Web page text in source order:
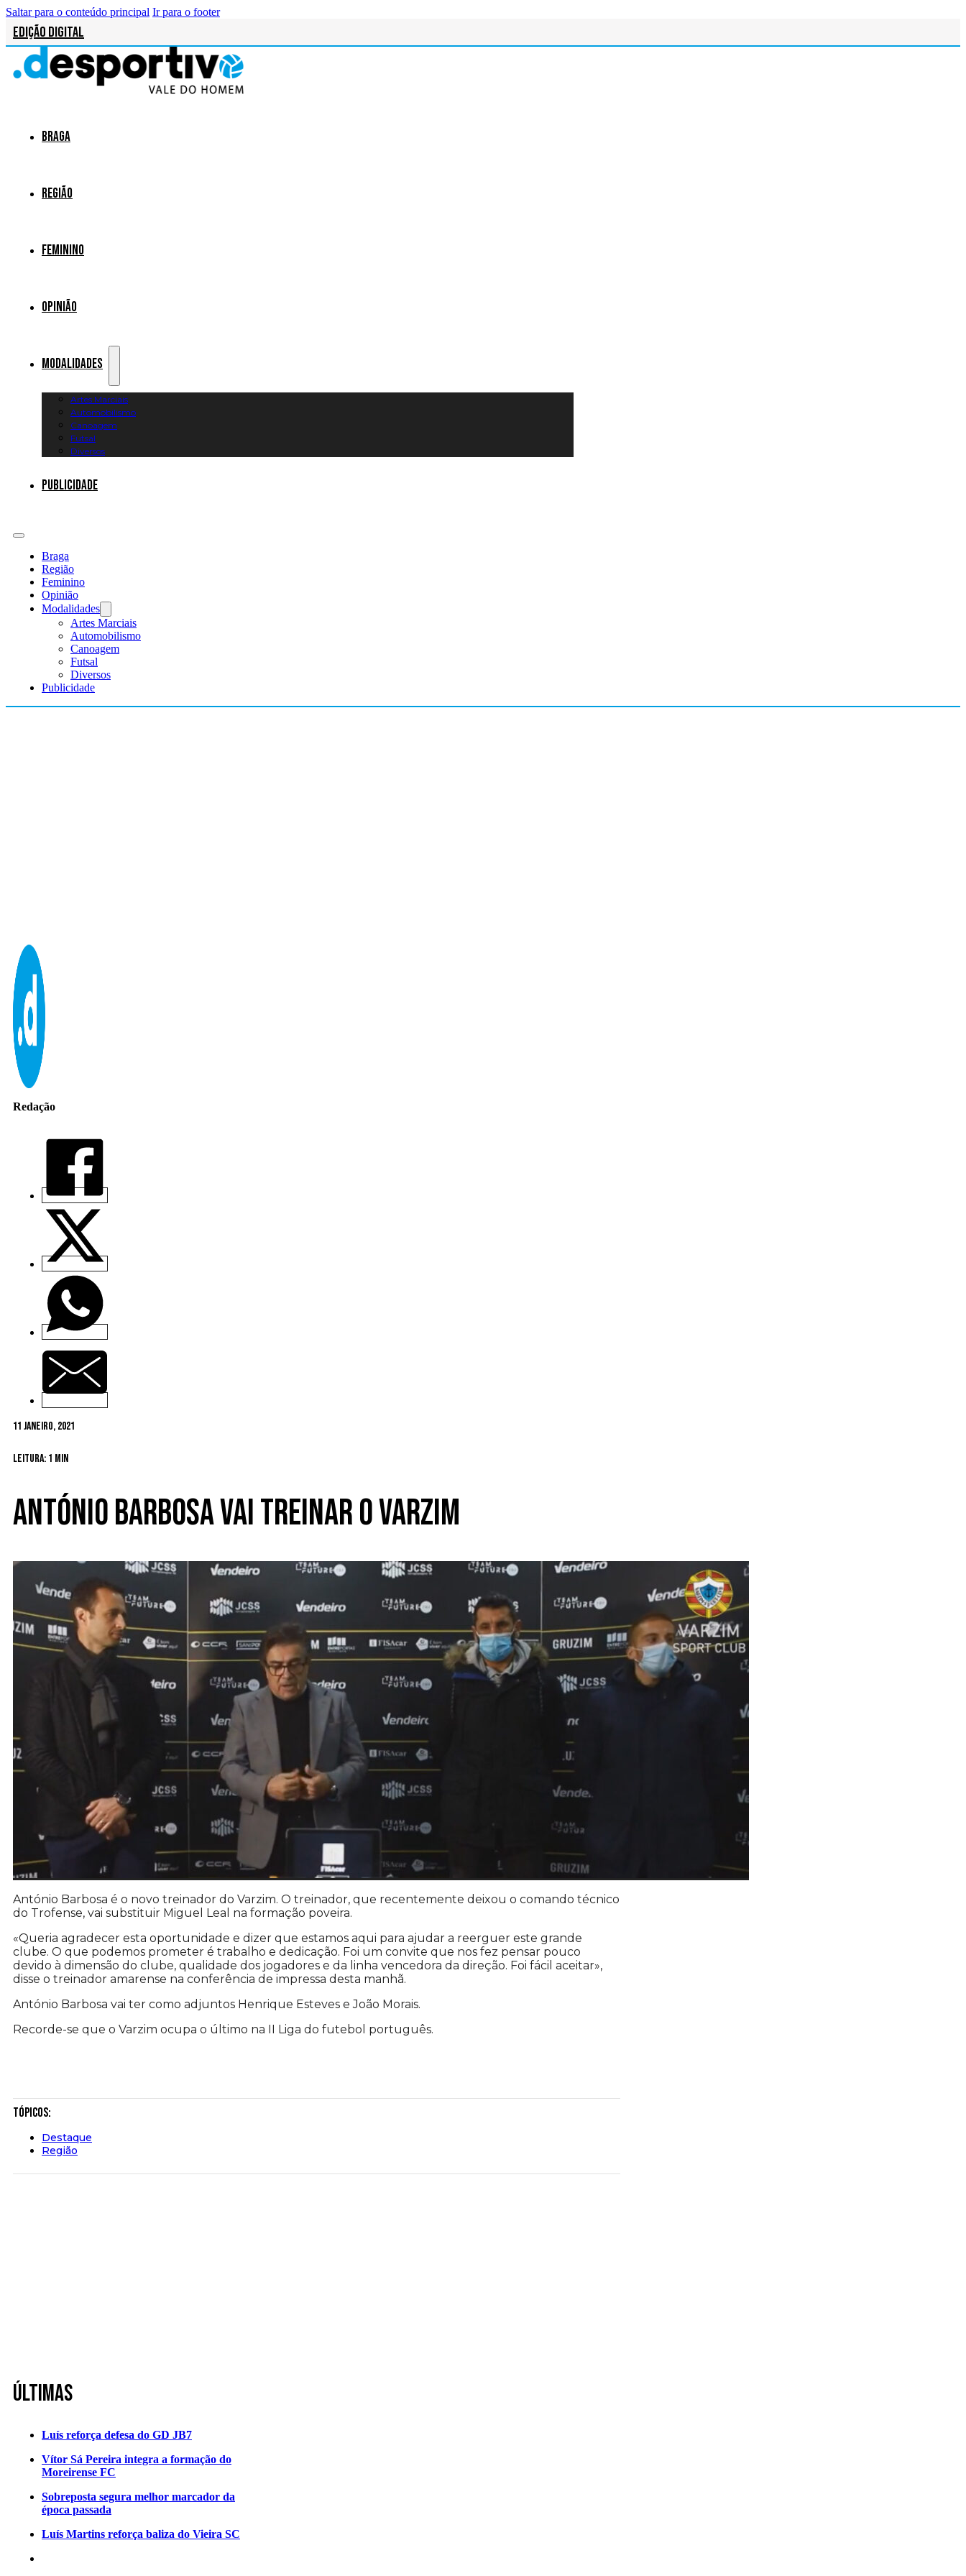
Saltar para o conteúdo principal Ir para o footer
Edição Digital
Braga
Região
Feminino
Opinião
Modalidades
Artes Marciais
Automobilismo
Canoagem
Futsal
Diversos
Publicidade
Braga
Região
Feminino
Opinião
Modalidades
Artes Marciais
Automobilismo
Canoagem
Futsal
Diversos
Publicidade
Redação
11 Janeiro, 2021
Leitura: 1 min
António Barbosa vai treinar o Varzim
António Barbosa é o novo treinador do Varzim. O treinador, que recentemente deixou o comando técnico
do Trofense, vai substituir Miguel Leal na formação poveira.
«Queria agradecer esta oportunidade e dizer que estamos aqui para ajudar a reerguer este grande
clube. O que podemos prometer é trabalho e dedicação. Foi um convite que nos fez pensar pouco
devido à dimensão do clube, qualidade dos jogadores e da linha vencedora da direção. Foi fácil aceitar»,
disse o treinador amarense na conferência de impressa desta manhã.
António Barbosa vai ter como adjuntos Henrique Esteves e João Morais.
Recorde-se que o Varzim ocupa o último na II Liga do futebol português.
Tópicos:
Destaque
Região
Últimas
Luís reforça defesa do GD JB7
Vítor Sá Pereira integra a formação do
Moreirense FC
Sobreposta segura melhor marcador da
época passada
Luís Martins reforça baliza do Vieira SC